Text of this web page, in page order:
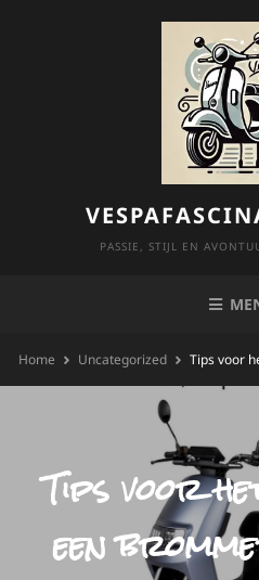
PASSIE, STIJL EN
Home Uncategorized Tips voor
Tips voor
een